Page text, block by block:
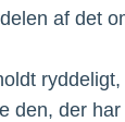
af det
ryddeligt,
den, der har